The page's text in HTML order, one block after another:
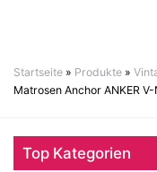
Startseite » Produkte »
Matrosen Anchor ANKER
Top Kategorien